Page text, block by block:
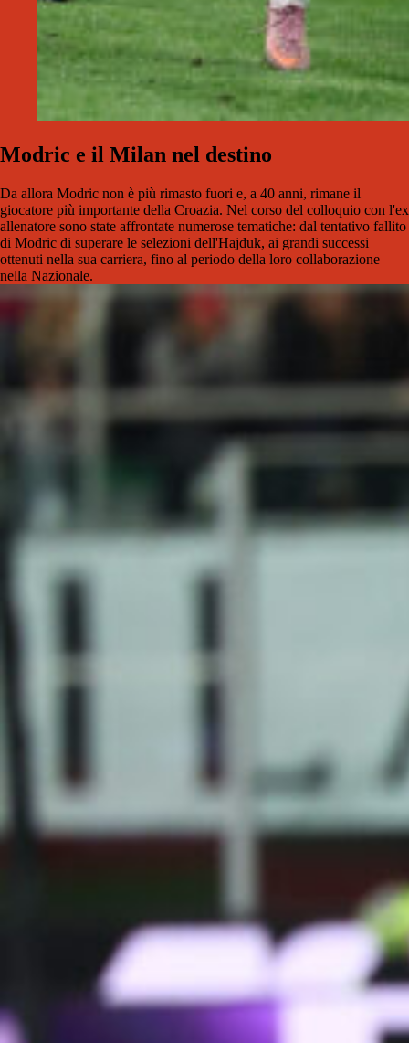
Modric e il Milan nel destino
Da allora Modric non è più rimasto fuori e, a 40 anni, rimane il
giocatore più importante della Croazia. Nel corso del colloquio con l'ex
allenatore sono state affrontate numerose tematiche: dal tentativo fallito
di Modric di superare le selezioni dell'Hajduk, ai grandi successi
ottenuti nella sua carriera, fino al periodo della loro collaborazione
nella Nazionale.